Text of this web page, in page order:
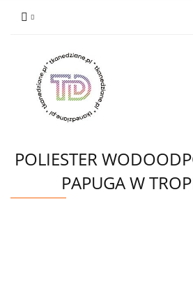
POLIESTER
PAPUGA W